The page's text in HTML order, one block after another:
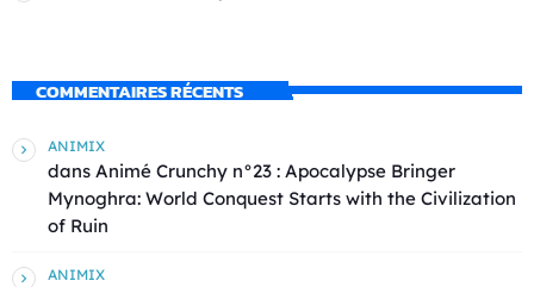
COMMENTAIRES RÉCENTS
ANIMIX
dans Animé Crunchy n°23 : Apocalypse Bringer
Mynoghra: World Conquest Starts with the Civilization
of Ruin
ANIMIX